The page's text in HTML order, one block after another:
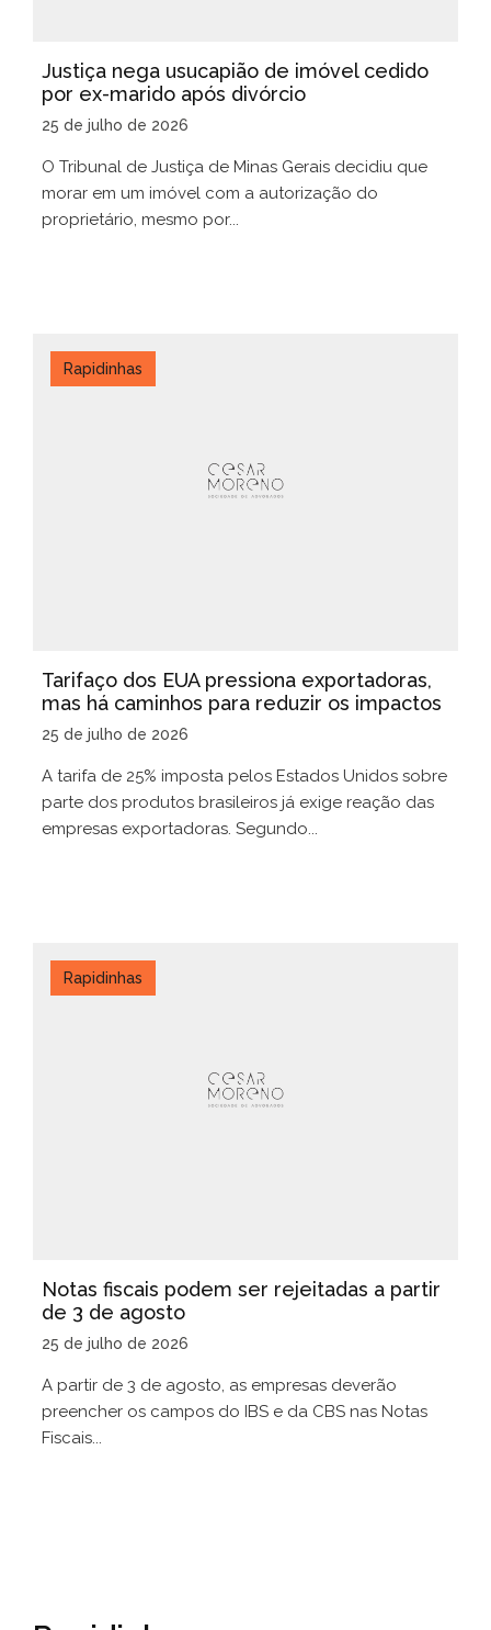
Justiça nega usucapião de imóvel cedido
por ex-marido após divórcio
25 de julho de 2026
O Tribunal de Justiça de Minas Gerais decidiu que
morar em um imóvel com a autorização do
proprietário, mesmo por...
Rapidinhas
Tarifaço dos EUA pressiona exportadoras,
mas há caminhos para reduzir os impactos
25 de julho de 2026
A tarifa de 25% imposta pelos Estados Unidos sobre
parte dos produtos brasileiros já exige reação das
empresas exportadoras. Segundo...
Rapidinhas
Notas fiscais podem ser rejeitadas a partir
de 3 de agosto
25 de julho de 2026
A partir de 3 de agosto, as empresas deverão
preencher os campos do IBS e da CBS nas Notas
Fiscais...